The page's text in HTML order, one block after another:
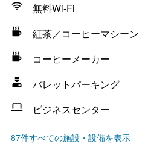
無料Wi-Fi
紅茶／コーヒーマシーン
コーヒーメーカー
バレットパーキング
ビジネスセンター
87件すべての施設・設備を表示